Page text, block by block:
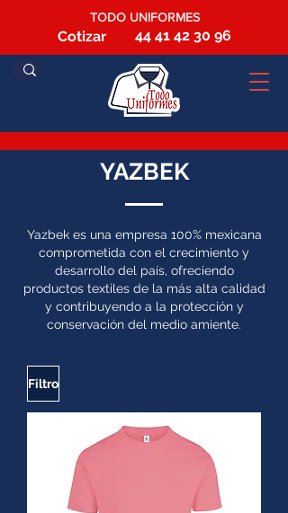
TODO UNIFORMES
Cotizar 44 41 42 30 96
YAZBEK
Yazbek es una empresa 100% mexicana
comprometida con el crecimiento y
desarrollo del país, ofreciendo
productos textiles de la más alta calidad
y contribuyendo a la protección y
conservación del medio amiente.
Filtro